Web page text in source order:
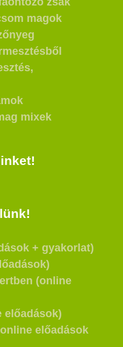
magok
mixek
+ gyakorlat)
(online
előadások)
előadások